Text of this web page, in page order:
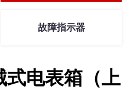
故障指示器
式电表箱（上